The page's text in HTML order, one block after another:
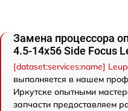
Замена процессора
4.5-14x56 Side Focus
[dataset:services:name]
выполняется в нашем
Иркутске опытными
запчасти предоставляем